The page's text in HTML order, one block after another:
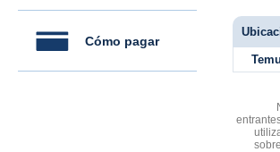
Cómo pagar